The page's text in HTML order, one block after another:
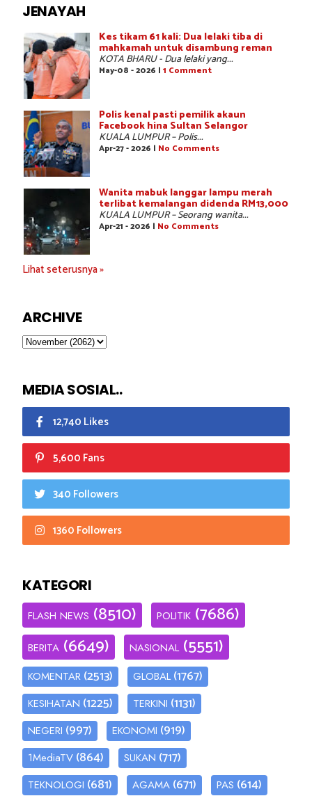
JENAYAH
Kes tikam 61 kali: Dua lelaki tiba di
mahkamah untuk disambung reman
KOTA BHARU - Dua lelaki yang...
May-08 - 2026 | 1 Comment
Polis kenal pasti pemilik akaun
Facebook hina Sultan Selangor
KUALA LUMPUR – Polis...
Apr-27 - 2026 | No Comments
Wanita mabuk langgar lampu merah
terlibat kemalangan didenda RM13,000
KUALA LUMPUR – Seorang wanita...
Apr-21 - 2026 | No Comments
Lihat seterusnya »
ARCHIVE
MEDIA SOSIAL..
12,740 Likes
5,600 Fans
340 Followers
1360 Followers
KATEGORI
FLASH NEWS (8510) POLITIK (7686)
BERITA (6649) NASIONAL (5551)
KOMENTAR (2513) GLOBAL (1767)
KESIHATAN (1225) TERKINI (1131)
NEGERI (997) EKONOMI (919)
1MediaTV (864) SUKAN (717)
TEKNOLOGI (681) AGAMA (671) PAS (614)